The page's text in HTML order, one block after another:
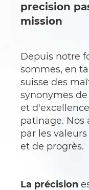
precision
mission
Depuis notre
sommes, en
suisse des
synonymes
et
patinage. Nos
par les
et de progrès.
La précision